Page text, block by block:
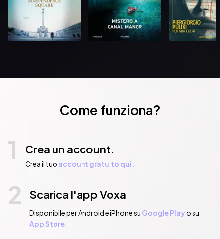
Come funziona?
1 Crea un account.
Crea il tuo account gratuito qui.
2 Scarica l'app Voxa
Disponibile per Android e iPhone su Google Playo su
App Store.